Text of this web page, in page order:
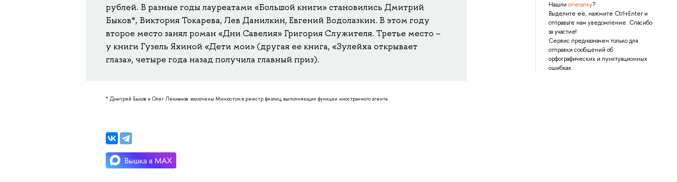
Нашли опечатку?
Выделите её, нажмите Ctrl+Enter и
отправьте нам уведомление. Спасибо
за участие!
Сервис предназначен только для
отправки сообщений об
орфографических и пунктуационных
ошибках.
рублей. В разные годы лауреатами «Большой книги» становились Дмитрий
Быков*, Виктория Токарева, Лев Данилкин, Евгений Водолазкин. В этом году
второе место занял роман «Дни Савелия» Григория Служителя. Третье место –
у книги Гузель Яхиной «Дети мои» (другая ее книга, «Зулейха открывает
глаза», четыре года назад получила главный приз).
* Дмитрий Быков и Олег Лекманов включены Минюстом в реестр физлиц, выполняющих функции иностранного агента.